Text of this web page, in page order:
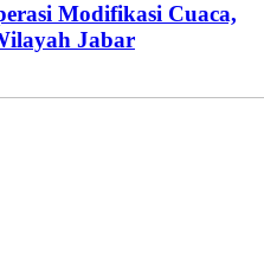
Modifikasi Cuaca,
Jabar